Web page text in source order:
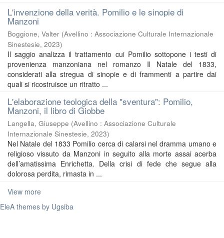
L'invenzione della verità. Pomilio e le sinopie di
Manzoni
Boggione, Valter (Avellino : Associazione Culturale Internazionale
Sinestesie, 2023)
Il saggio analizza il trattamento cui Pomilio sottopone i testi di
provenienza manzoniana nel romanzo Il Natale del 1833,
considerati alla stregua di sinopie e di frammenti a partire dai
quali si ricostruisce un ritratto ...
L'elaborazione teologica della "sventura": Pomilio,
Manzoni, il libro di Giobbe
Langella, Giuseppe (Avellino : Associazione Culturale
Internazionale Sinestesie, 2023)
Nel Natale del 1833 Pomilio cerca di calarsi nel dramma umano e
religioso vissuto da Manzoni in seguito alla morte assai acerba
dell’amatissima Enrichetta. Della crisi di fede che segue alla
dolorosa perdita, rimasta in ...
View more
EleA themes by Ugsiba